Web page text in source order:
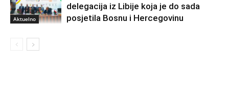
Aktuelno
delegacija iz Libije koja je do sada
posjetila Bosnu i Hercegovinu